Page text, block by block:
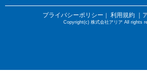
プライバシーポリシー ｜ 利用規約 ｜
Copyright(c) 株式会社アリア All rights